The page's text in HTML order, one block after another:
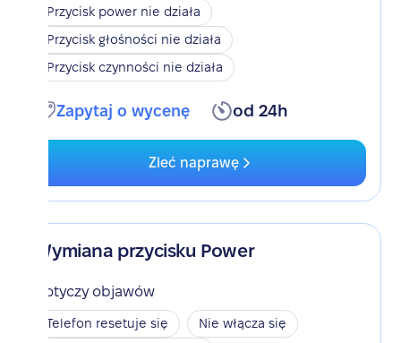
Przycisk power nie działa
Przycisk głośności nie działa
Przycisk czynności nie działa
Zapytaj o wycenę od 24h
Zleć naprawę
Wymiana przycisku Power
Dotyczy objawów
Telefon resetuje się
Nie włącza się